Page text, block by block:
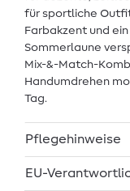
für sportliche
Farbakzent und
Sommerlaune
Mix-&-Match-
Handumdrehen
Tag.
Pflegehinweise
EU-